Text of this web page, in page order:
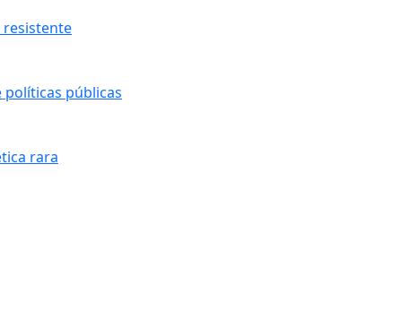
políticas públicas
rara